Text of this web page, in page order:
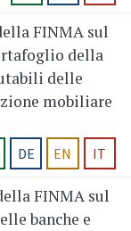
FINMA sul
della
delle
mobiliare
DE EN IT
FINMA sul
banche e